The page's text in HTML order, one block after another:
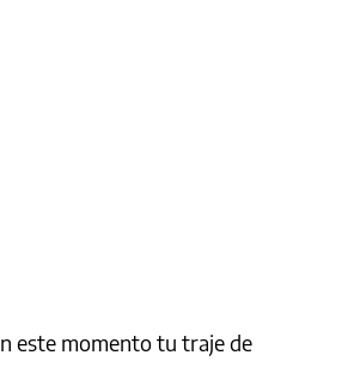
este momento tu traje de